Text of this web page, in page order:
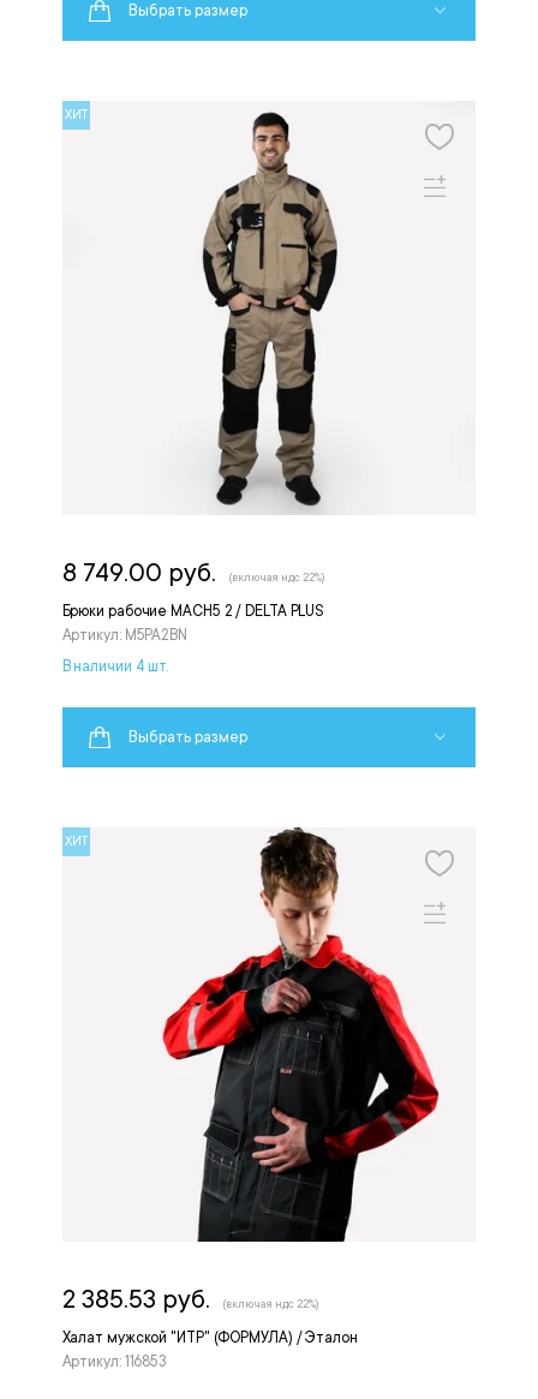
Выбрать размер
ХИТ
Брюки рабочие MACH5 2 / DELTA PLUS
Артикул: M5PA2BN
8 749.00 руб. (включая ндс 22%)
В наличии 4 шт.
Выбрать размер
ХИТ
Халат мужской "ИТР" (ФОРМУЛА) / Эталон
Артикул: 116853
2 385.53 руб. (включая ндс 22%)